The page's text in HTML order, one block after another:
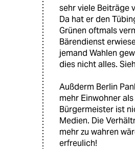
sehr viele Beiträge
Da hat er den
Grünen oftmals
Bärendienst
jemand Wahlen
dies nicht alles.
Außderm Berlin
mehr Einwohner
Bürgermeister ist
Medien. Die
mehr zu wahren
erfreulich!